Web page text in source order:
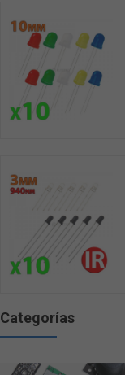
Categorías